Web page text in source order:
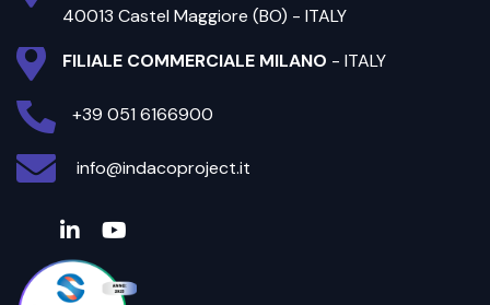
40013 Castel Maggiore (BO) - ITALY
FILIALE COMMERCIALE MILANO - ITALY
+39 051 6166900
info@indacoproject.it